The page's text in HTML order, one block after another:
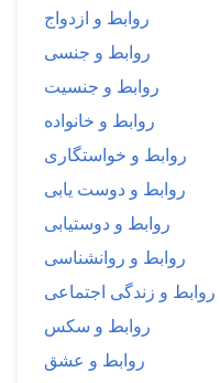
روابط و ازدواج
روابط و جنسی
روابط و جنسیت
روابط و خانواده
روابط و خواستگاری
روابط و دوست یابی
روابط و دوستیابی
روابط و روانشناسی
روابط و زندگی اجتماعی
روابط و سکس
روابط و عشق